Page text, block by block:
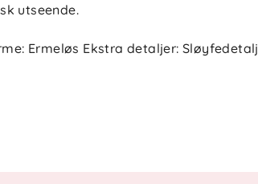
utseende.
Ermeløs Ekstra detaljer: Sløyfedetalj